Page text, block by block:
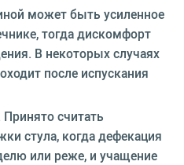
может быть усиленное
тогда дискомфорт
В некоторых случаях
после испускания
считать
стула, когда дефекация
или реже, и учащение